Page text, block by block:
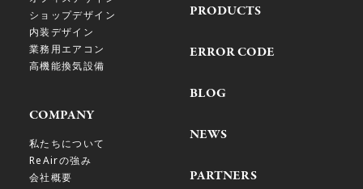
ショップデザイン
内装デザイン
業務用エアコン
高機能換気設備
COMPANY
私たちについて
ReAirの強み
会社概要
PRODUCTS
ERROR CODE
BLOG
NEWS
PARTNERS